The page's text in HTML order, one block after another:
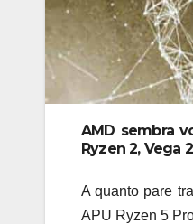
AMD sembra
Ryzen 2, Vega
A quanto pare
APU Ryzen 5